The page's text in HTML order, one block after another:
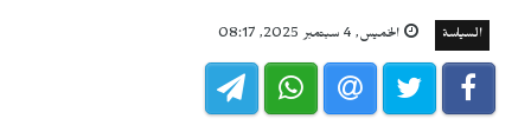
السياسة الخميس, 4 سبتمبر 2025, 08:17